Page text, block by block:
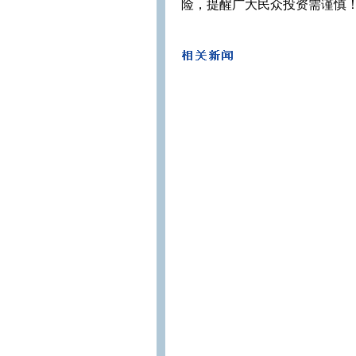
险，提醒广大民众投资需谨慎